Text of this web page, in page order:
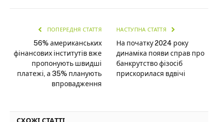
ПОПЕРЕДНЯ СТАТТЯ
56% американських
фінансових інститутів вже
пропонують швидші
платежі, а 35% планують
впровадження
НАСТУПНА СТАТТЯ
На початку 2024 року
динаміка появи справ про
банкрутство фізосіб
прискорилася вдвічі